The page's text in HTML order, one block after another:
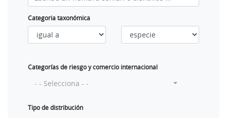
Categoria taxonómica
Categorías de riesgo y comercio internacional
- - Selecciona - -
Tipo de distribución